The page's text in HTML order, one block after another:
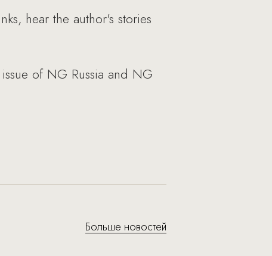
hear the author's stories
of NG Russia and NG
Больше новостей